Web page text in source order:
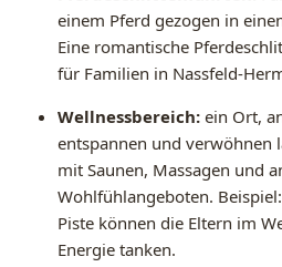
einem Pferd gezogen in
Eine romantische
für Familien in Nassfeld-
Wellnessbereich: ein Ort,
entspannen und verwöhnen
mit Saunen, Massagen und
Wohlfühlangeboten.
Piste können die Eltern im
Energie tanken.